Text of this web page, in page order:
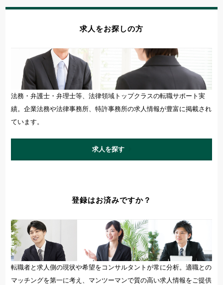
求人をお探しの方
法務・弁護士・弁理士等、法律領域トップクラスの転職サポート実
績。企業法務や法律事務所、特許事務所の求人情報が豊富に掲載され
ています。
求人を探す
登録はお済みですか？
転職者と求人側の現状や希望をコンサルタントが常に分析。適職との
マッチングを第一に考え、マンツーマンで質の高い求人情報をご提供